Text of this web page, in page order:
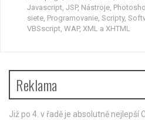
Javascript JSP, Nástroje
siete Programovanie Scripty,
VBSscript WAP, XML a XHTML
Reklama
Již po 4. v řadě je absolutně nejlepší